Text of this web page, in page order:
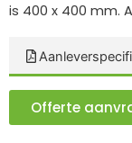
is 400 x 400 mm.
Offerte